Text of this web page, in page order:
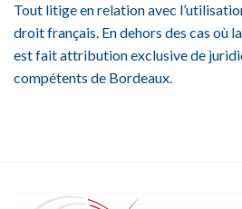
Tout litige en relation avec
droit français. En dehors des cas où
est fait attribution exclusive de
compétents de Bordeaux.